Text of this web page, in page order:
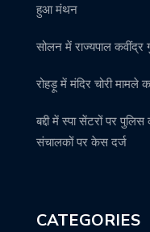
हुआ मंथन
सोलन में राज्यपाल कवींद्र
रोहड़ू में मंदिर चोरी मामले
बद्दी में स्पा सेंटरों पर पुलिस
संचालकों पर केस दर्ज
CATEGORIES